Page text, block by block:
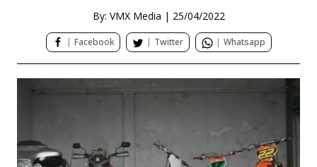
By: VMX Media | 25/04/2022
| Facebook | Twitter | Whatsapp